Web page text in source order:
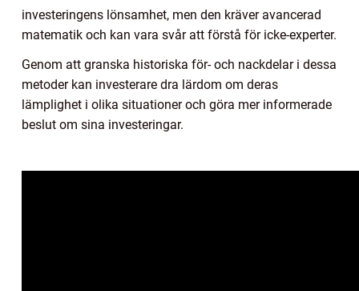
investeringens lönsamhet, men den kräver avancerad
matematik och kan vara svår att förstå för icke-experter.
Genom att granska historiska för- och nackdelar i dessa
metoder kan investerare dra lärdom om deras
lämplighet i olika situationer och göra mer informerade
beslut om sina investeringar.